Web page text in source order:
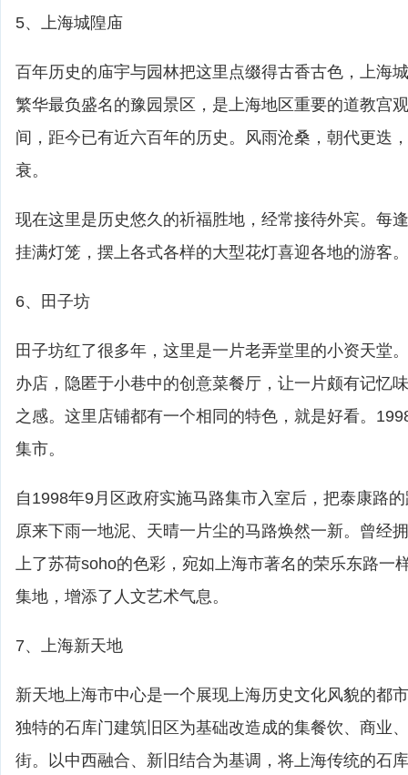
5、上海城隍庙
百年历史的庙宇与园林把这里点缀得古香古色，上海
繁华最负盛名的豫园景区，是上海地区重要的道教宫
间，距今已有近六百年的历史。风雨沧桑，朝代更迭
衰。
现在这里是历史悠久的祈福胜地，经常接待外宾。每
挂满灯笼，摆上各式各样的大型花灯喜迎各地的游客。
6、田子坊
田子坊红了很多年，这里是一片老弄堂里的小资天堂
办店，隐匿于小巷中的创意菜餐厅，让一片颇有记忆
之感。这里店铺都有一个相同的特色，就是好看。
集市。
自1998年9月区政府实施马路集市入室后，把泰康路
原来下雨一地泥、天晴一片尘的马路焕然一新。曾经
上了苏荷soho的色彩，宛如上海市著名的荣乐东路一
集地，增添了人文艺术气息。
7、上海新天地
新天地上海市中心是一个展现上海历史文化风貌的都
独特的石库门建筑旧区为基础改造成的集餐饮、商业
街。以中西融合、新旧结合为基调，将上海传统的石